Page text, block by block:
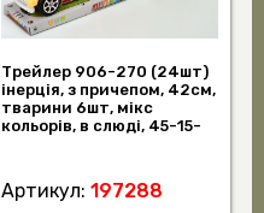
Трейлер 906-270 (24шт)
інерція, з причепом, 42см,
тварини 6шт, мікс
кольорів, в слюді, 45-15-
Артикул: 197288